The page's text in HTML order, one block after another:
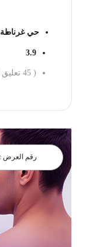
حي غرناطة
3.9
45 تعليق )
رقم العرض :